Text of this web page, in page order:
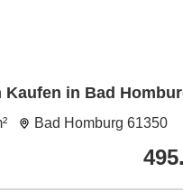
Kaufen in Bad
m² Bad Homburg 61350